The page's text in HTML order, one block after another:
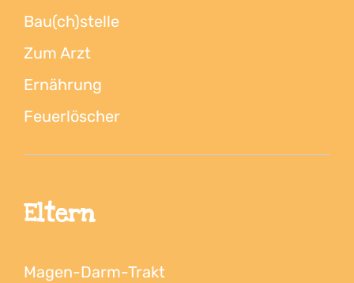
Bau(ch)stelle
Zum Arzt
Ernährung
Feuerlöscher
Eltern
Magen-Darm-Trakt